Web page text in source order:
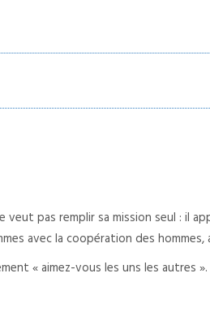
pas remplir sa mission seul : il
avec la coopération des hommes,
« aimez-vous les uns les autres ».